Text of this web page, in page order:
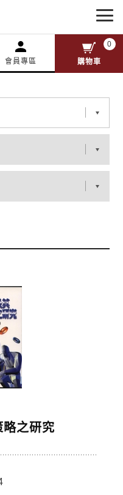
會員專區
0
購物車
略之研究